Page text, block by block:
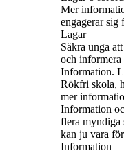
Mer
engagerar
Lagar
Säkra unga
och informera
Information.
Rökfri skola,
mer
Information
flera myndiga
kan ju vara
Information